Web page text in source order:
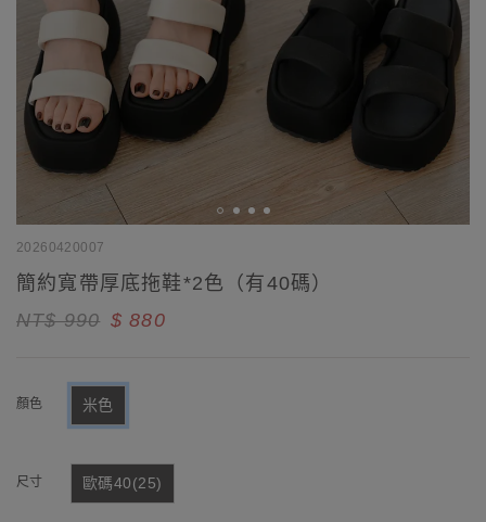
20260420007
簡約寬帶厚底拖鞋*2色（有40碼）
NT$ 990 $ 880
顏色 米色
尺寸 歐碼40(25)